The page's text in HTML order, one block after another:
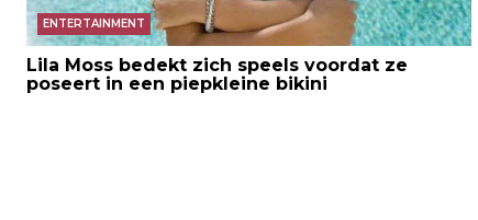
ENTERTAINMENT
Lila Moss bedekt zich speels voordat ze
poseert in een piepkleine bikini